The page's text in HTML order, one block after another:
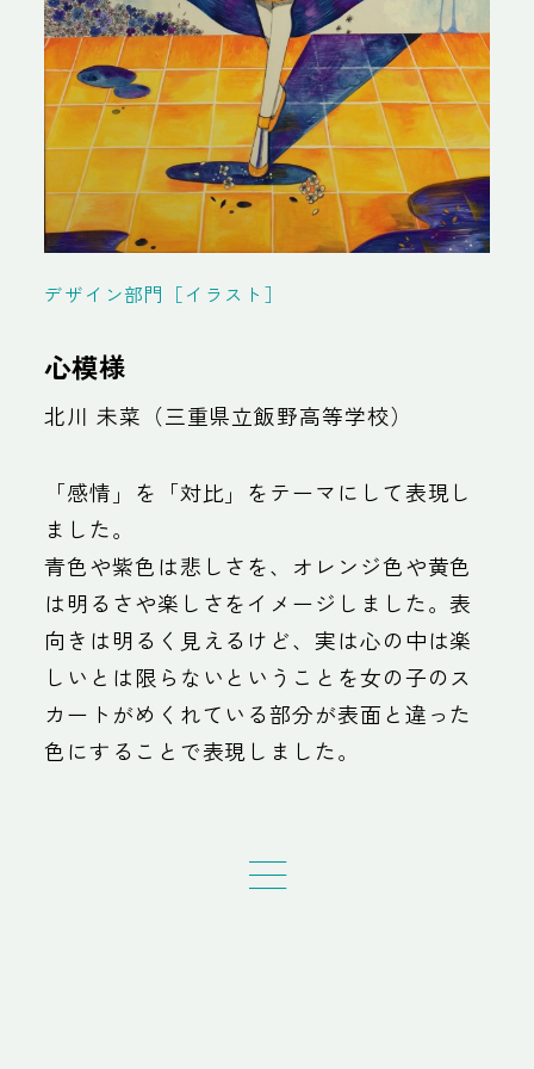
デザイン部門［イラスト］
心模様
北川 未菜（三重県立飯野高等学校）
「感情」を「対比」をテーマにして表現し
ました。
青色や紫色は悲しさを、オレンジ色や黄色
は明るさや楽しさをイメージしました。表
向きは明るく見えるけど、実は心の中は楽
しいとは限らないということを女の子のス
カートがめくれている部分が表面と違った
色にすることで表現しました。